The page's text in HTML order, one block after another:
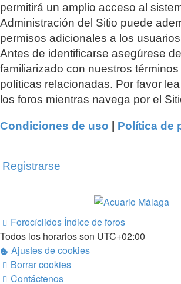
permitirá un amplio acceso al
Administración del Sitio puede
permisos adicionales a los
Antes de identificarse asegúrese
familiarizado con nuestros
políticas relacionadas. Por favor
los foros mientras navega por el
Condiciones de uso Política de
Registrarse
Forocíclidos Índice de foros
Todos los horarios son UTC+02:00
Ajustes de cookies
Borrar cookies
Contáctenos